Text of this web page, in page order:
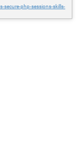
secure-php-sessions-skills-